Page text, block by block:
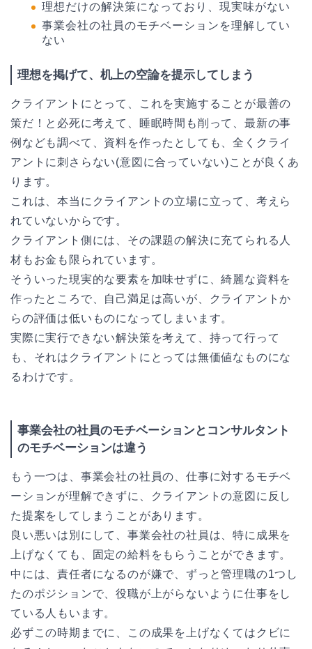
理想だけの解決策になっており、現実味がない
事業会社の社員のモチベーションを理解してい
ない
理想を掲げて、机上の空論を提示してしまう
クライアントにとって、これを実施することが最善の
策だ！と必死に考えて、睡眠時間も削って、最新の事
例なども調べて、資料を作ったとしても、全くクライ
アントに刺さらない(意図に合っていない)ことが良くあ
ります。
これは、本当にクライアントの立場に立って、考えら
れていないからです。
クライアント側には、その課題の解決に充てられる人
材もお金も限られています。
そういった現実的な要素を加味せずに、綺麗な資料を
作ったところで、自己満足は高いが、クライアントか
らの評価は低いものになってしまいます。
実際に実行できない解決策を考えて、持って行って
も、それはクライアントにとっては無価値なものにな
るわけです。
事業会社の社員のモチベーションとコンサルタント
のモチベーションは違う
もう一つは、事業会社の社員の、仕事に対するモチベ
ーションが理解できずに、クライアントの意図に反し
た提案をしてしまうことがあります。
良い悪いは別にして、事業会社の社員は、特に成果を
上げなくても、固定の給料をもらうことができます。
中には、責任者になるのが嫌で、ずっと管理職の1つし
たのポジションで、役職が上がらないように仕事をし
ている人もいます。
必ずこの時期までに、この成果を上げなくてはクビに